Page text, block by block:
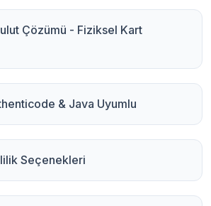
Çözümü - Fiziksel Kart
& Java Uyumlu
Seçenekleri